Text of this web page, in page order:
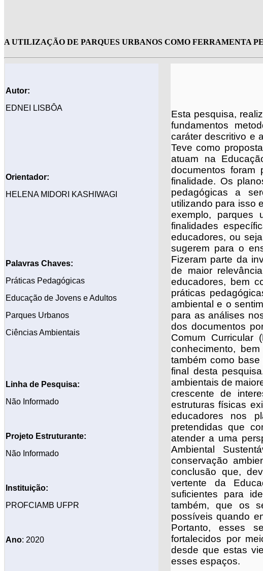
A UTILIZAÇÃO DE PARQUES URBANOS COMO FERRAMENTA
Autor:
EDNEI LISBÔA
Orientador:
HELENA MIDORI KASHIWAGI
Palavras Chaves:
Práticas Pedagógicas
Educação de Jovens e Adultos
Parques Urbanos
Ciências Ambientais
Linha de Pesquisa:
Não Informado
Projeto Estruturante:
Não Informado
Instituição:
PROFCIAMB UFPR
Ano: 2020
Esta pesquisa,
fundamentos
caráter descritivo e
Teve como
atuam na
documentos foram
finalidade. Os
pedagógicas a
utilizando para isso
exemplo, parques
finalidades
educadores, ou
sugerem para o
Fizeram parte da
de maior
educadores, bem
práticas
ambiental e o
para as análises
dos documentos
Comum Curricular
conhecimento,
também como
final desta
ambientais de
crescente de
estruturas físicas
educadores nos
pretendidas que
atender a uma
Ambiental
conservação
conclusão que,
vertente da
suficientes para
também, que os
possíveis quando
Portanto, esses
fortalecidos por
desde que estas
esses espaços.